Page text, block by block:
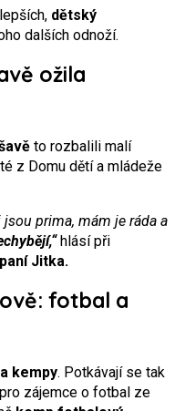
dětský
dalších odnoží.
ožila
to rozbalili malí
z Domu dětí a mládeže
prima, mám je ráda a
hlásí při
Jitka.
fotbal a
kempy. Potkávají se tak
zájemce o fotbal ze